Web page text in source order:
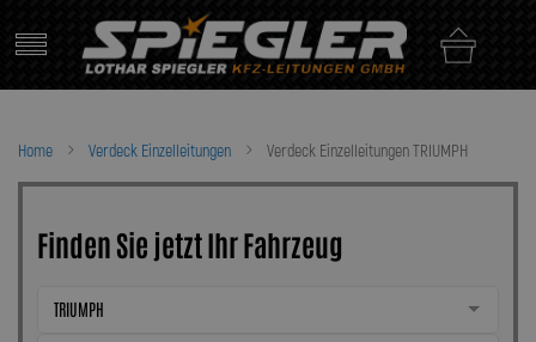
content
Home Verdeck Einzelleitungen Verdeck Einzelleitungen TRIUMPH
Finden Sie jetzt Ihr Fahrzeug
TRIUMPH